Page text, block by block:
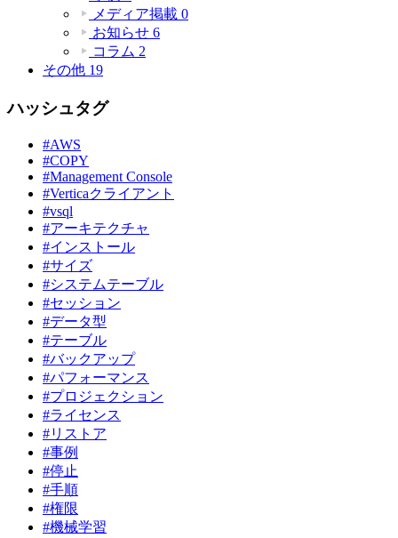
メディア掲載 0
お知らせ 6
コラム 2
その他 19
ハッシュタグ
#AWS
#COPY
#Management Console
#Verticaクライアント
#vsql
#アーキテクチャ
#インストール
#サイズ
#システムテーブル
#セッション
#データ型
#テーブル
#バックアップ
#パフォーマンス
#プロジェクション
#ライセンス
#リストア
#事例
#停止
#手順
#権限
#機械学習